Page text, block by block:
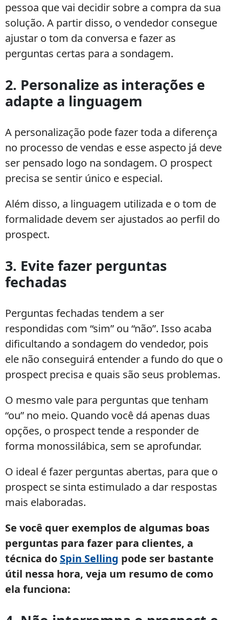
pessoa que vai decidir sobre a compra da sua
solução. A partir disso, o vendedor consegue
ajustar o tom da conversa e fazer as
perguntas certas para a sondagem.
2. Personalize as interações e
adapte a linguagem
A personalização pode fazer toda a diferença
no processo de vendas e esse aspecto já deve
ser pensado logo na sondagem. O prospect
precisa se sentir único e especial.
Além disso, a linguagem utilizada e o tom de
formalidade devem ser ajustados ao perfil do
prospect.
3. Evite fazer perguntas
fechadas
Perguntas fechadas tendem a ser
respondidas com “sim” ou “não”. Isso acaba
dificultando a sondagem do vendedor, pois
ele não conseguirá entender a fundo do que o
prospect precisa e quais são seus problemas.
O mesmo vale para perguntas que tenham
“ou” no meio. Quando você dá apenas duas
opções, o prospect tende a responder de
forma monossilábica, sem se aprofundar.
O ideal é fazer perguntas abertas, para que o
prospect se sinta estimulado a dar respostas
mais elaboradas.
Se você quer exemplos de algumas boas
perguntas para fazer para clientes, a
técnica do Spin Selling pode ser bastante
útil nessa hora, veja um resumo de como
ela funciona: